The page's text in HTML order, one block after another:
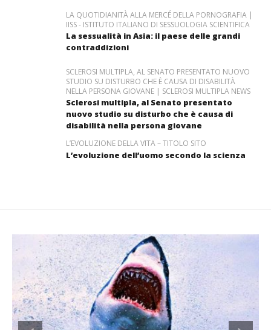
LA QUOTIDIANITÀ ALLA MERCÉ DELLA PORNOGRAFIA |
IISS - ISTITUTO ITALIANO DI SESSUOLOGIA SCIENTIFICA
La sessualità in Asia: il paese delle grandi
contraddizioni
SCLEROSI MULTIPLA, AL SENATO PRESENTATO NUOVO
STUDIO SU DISTURBO CHE È CAUSA DI DISABILITÀ
NELLA PERSONA GIOVANE | SCLEROSI MULTIPLA NEWS
Sclerosi multipla, al Senato presentato
nuovo studio su disturbo che è causa di
disabilità nella persona giovane
L’EVOLUZIONE DELLA VITA – TITOLO SITO
L’evoluzione dell’uomo secondo la scienza